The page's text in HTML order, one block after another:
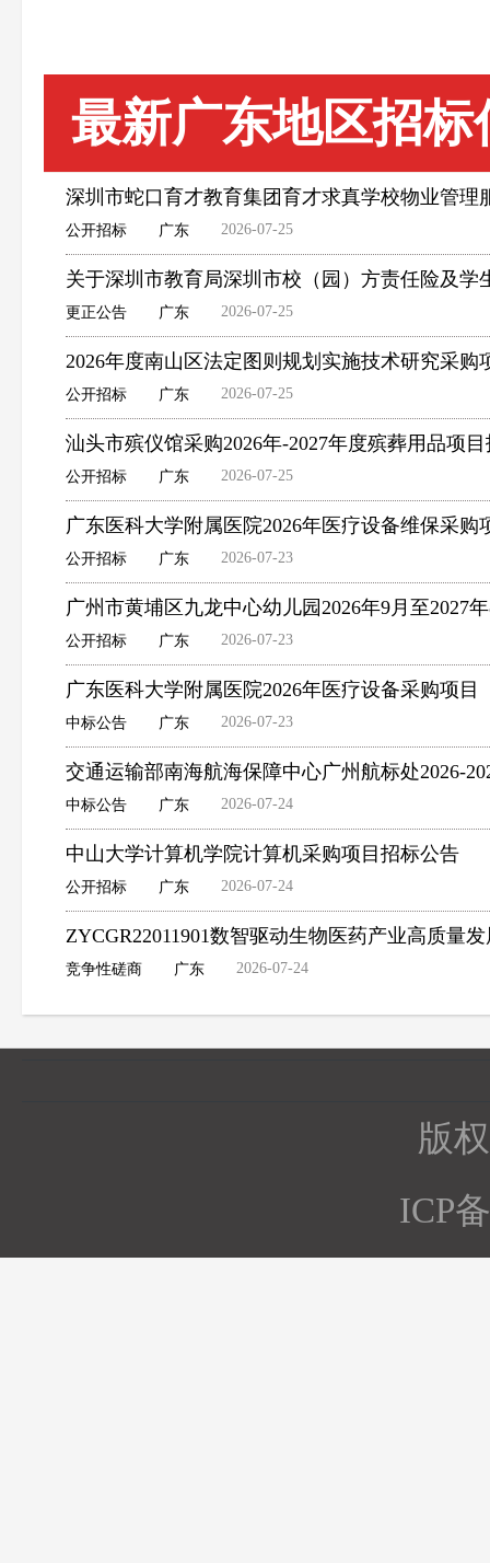
最新广东地区招标
深圳市蛇口育才教育集团育才求真学校物业管理
公开招标 广东 2026-07-25
关于深圳市教育局深圳市校（园）方责任险及
更正公告 广东 2026-07-25
2026年度南山区法定图则规划实施技术研究采购
公开招标 广东 2026-07-25
汕头市殡仪馆采购2026年-2027年度殡葬用品项
公开招标 广东 2026-07-25
广东医科大学附属医院2026年医疗设备维保采
公开招标 广东 2026-07-23
广州市黄埔区九龙中心幼儿园2026年9月至2027
公开招标 广东 2026-07-23
广东医科大学附属医院2026年医疗设备采购项
中标公告 广东 2026-07-23
交通运输部南海航海保障中心广州航标处2026-
中标公告 广东 2026-07-24
中山大学计算机学院计算机采购项目招标公告
公开招标 广东 2026-07-24
ZYCGR22011901数智驱动生物医药产业高质量
竞争性磋商 广东 2026-07-24
版
ICP